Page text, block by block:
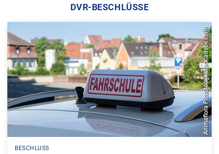
DVR-BESCHLÜSSE
Animaflora PicsStock - stock.adobe.com
BESCHLUSS